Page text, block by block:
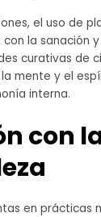
el uso de
la sanación
curativas de
mente y el
interna.
con
en prácticas